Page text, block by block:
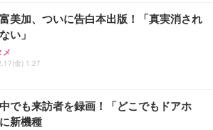
美加、ついに告白本出版！「真実消され
い」
メ
金) 1:27
でも来訪者を録画！「どこでもドアホ
新機種